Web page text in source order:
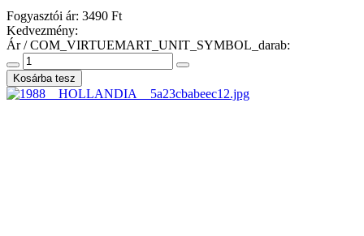
Fogyasztói ár: 3490 Ft
Kedvezmény:
Ár / COM_VIRTUEMART_UNIT_SYMBOL_darab: